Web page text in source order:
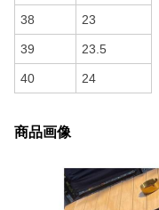
38 23
39 23.5
40 24
商品画像